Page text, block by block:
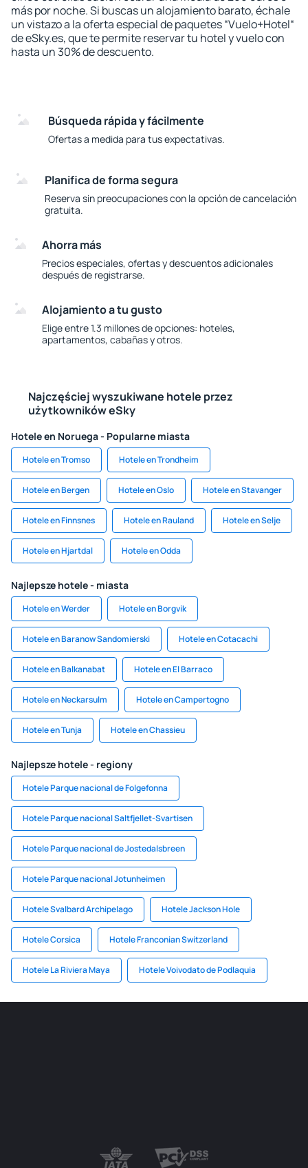
más por noche. Si buscas un alojamiento barato, échale
un vistazo a la oferta especial de paquetes “Vuelo+Hotel“
de eSky.es, que te permite reservar tu hotel y vuelo con
hasta un 30% de descuento.
Búsqueda rápida y fácilmente
Ofertas a medida para tus expectativas.
Planifica de forma segura
Reserva sin preocupaciones con la opción de cancelación
gratuita.
Ahorra más
Precios especiales, ofertas y descuentos adicionales
después de registrarse.
Alojamiento a tu gusto
Elige entre 1.3 millones de opciones: hoteles,
apartamentos, cabañas y otros.
Najczęściej wyszukiwane hotele przez
użytkowników eSky
Hotele en Noruega - Popularne miasta
Hotele en Tromso Hotele en Trondheim
Hotele en Bergen Hotele en Oslo Hotele en Stavanger
Hotele en Finnsnes Hotele en Rauland Hotele en Selje
Hotele en Hjartdal Hotele en Odda
Najlepsze hotele - miasta
Hotele en Werder Hotele en Borgvik
Hotele en Baranow Sandomierski Hotele en Cotacachi
Hotele en Balkanabat Hotele en El Barraco
Hotele en Neckarsulm Hotele en Campertogno
Hotele en Tunja Hotele en Chassieu
Najlepsze hotele - regiony
Hotele Parque nacional de Folgefonna
Hotele Parque nacional Saltfjellet-Svartisen
Hotele Parque nacional de Jostedalsbreen
Hotele Parque nacional Jotunheimen
Hotele Svalbard Archipelago Hotele Jackson Hole
Hotele Corsica Hotele Franconian Switzerland
Hotele La Riviera Maya Hotele Voivodato de Podlaquia